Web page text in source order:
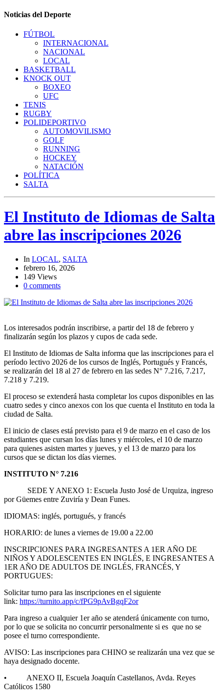
Noticias del Deporte
FÚTBOL
INTERNACIONAL
NACIONAL
LOCAL
BASKETBALL
KNOCK OUT
BOXEO
UFC
TENIS
RUGBY
POLIDEPORTIVO
AUTOMOVILISMO
GOLF
RUNNING
HOCKEY
NATACIÓN
POLÍTICA
SALTA
El Instituto de Idiomas de Salta
abre las inscripciones 2026
In LOCAL, SALTA
febrero 16, 2026
149 Views
0 comments
Los interesados podrán inscribirse, a partir del 18 de febrero y
finalizarán según los plazos y cupos de cada sede.
El Instituto de Idiomas de Salta informa que las inscripciones para el
período lectivo 2026 de los cursos de Inglés, Portugués y Francés,
se realizarán del 18 al 27 de febrero en las sedes N° 7.216, 7.217,
7.218 y 7.219.
El proceso se extenderá hasta completar los cupos disponibles en las
cuatro sedes y cinco anexos con los que cuenta el Instituto en toda la
ciudad de Salta.
El inicio de clases está previsto para el 9 de marzo en el caso de los
estudiantes que cursan los días lunes y miércoles, el 10 de marzo
para quienes asisten martes y jueves, y el 13 de marzo para los
cursos que se dictan los días viernes.
INSTITUTO N° 7.216
SEDE Y ANEXO 1: Escuela Justo José de Urquiza, ingreso
por Güemes entre Zuviría y Dean Funes.
IDIOMAS: inglés, portugués, y francés
HORARIO: de lunes a viernes de 19.00 a 22.00
INSCRIPCIONES PARA INGRESANTES A 1ER AÑO DE
NIÑOS Y ADOLESCENTES EN INGLÉS, E INGRESANTES A
1ER AÑO DE ADULTOS DE INGLÉS, FRANCÉS, Y
PORTUGUES:
Solicitar turno para las inscripciones en el siguiente
link: https://turnito.app/c/fPG9pAvBgqF2or
Para ingreso a cualquier 1er año se atenderá únicamente con turno,
por lo que se solicita no concurrir personalmente si es que no se
posee el turno correspondiente.
AVISO: Las inscripciones para CHINO se realizarán una vez que se
haya designado docente.
• ANEXO II, Escuela Joaquín Castellanos, Avda. Reyes
Católicos 1580